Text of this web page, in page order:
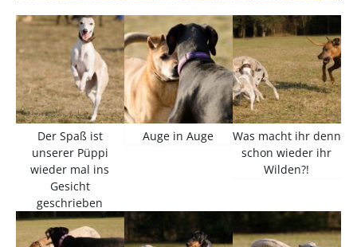
Der Spaß ist
unserer Püppi
wieder mal ins
Gesicht
geschrieben
Auge in Auge
Was macht ihr denn
schon wieder ihr
Wilden?!